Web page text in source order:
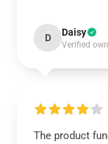
D Daisy
Verified
The product